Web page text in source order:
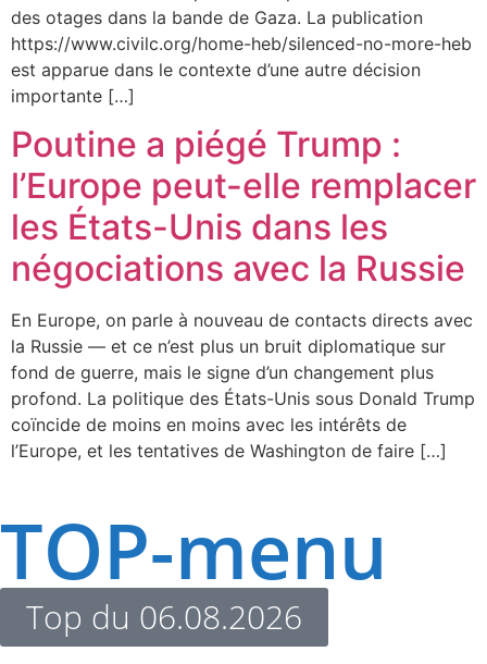
des otages dans la bande de Gaza. La publication
https://www.civilc.org/home-heb/silenced-no-more-heb
est apparue dans le contexte d’une autre décision
importante […]
Poutine a piégé Trump :
l’Europe peut-elle remplacer
les États-Unis dans les
négociations avec la Russie
En Europe, on parle à nouveau de contacts directs avec
la Russie — et ce n’est plus un bruit diplomatique sur
fond de guerre, mais le signe d’un changement plus
profond. La politique des États-Unis sous Donald Trump
coïncide de moins en moins avec les intérêts de
l’Europe, et les tentatives de Washington de faire […]
TOP-menu
Top du 06.08.2026